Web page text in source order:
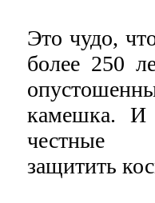
Это чудо,
более 250
камешка. И
честные
защитить